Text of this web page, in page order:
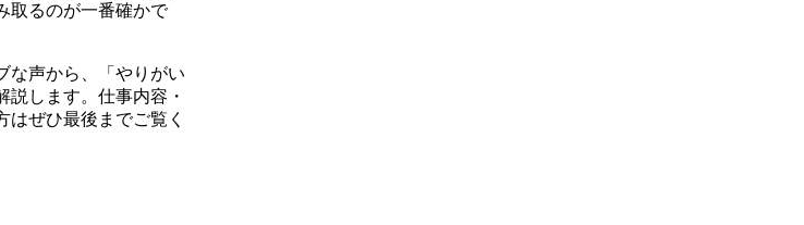
取るのが一番確かで
な声から、「やりがい
します。仕事内容・
ぜひ最後までご覧く